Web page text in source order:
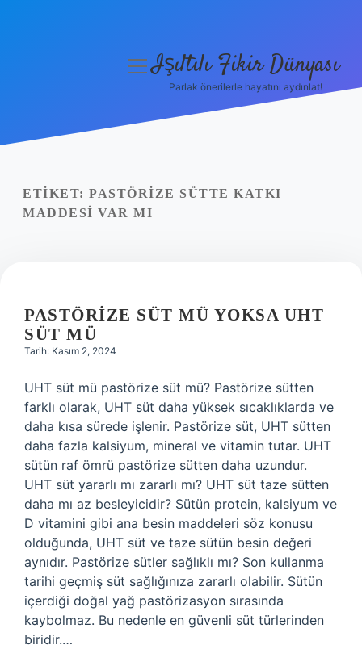
Yasal Uyarı
menüyüIşıltılı Fikir Dünyası
Parlak önerilerle hayatını aydınlat!
ETIKET: PASTÖRIZE SÜTTE KATKI
MADDESI VAR MI
PASTÖRIZE SÜT MÜ YOKSA UHT
SÜT MÜ
Tarih: Kasım 2, 2024
UHT süt mü pastörize süt mü? Pastörize sütten
farklı olarak, UHT süt daha yüksek sıcaklıklarda ve
daha kısa sürede işlenir. Pastörize süt, UHT sütten
daha fazla kalsiyum, mineral ve vitamin tutar. UHT
sütün raf ömrü pastörize sütten daha uzundur.
UHT süt yararlı mı zararlı mı? UHT süt taze sütten
daha mı az besleyicidir? Sütün protein, kalsiyum ve
D vitamini gibi ana besin maddeleri söz konusu
olduğunda, UHT süt ve taze sütün besin değeri
aynıdır. Pastörize sütler sağlıklı mı? Son kullanma
tarihi geçmiş süt sağlığınıza zararlı olabilir. Sütün
içerdiği doğal yağ pastörizasyon sırasında
kaybolmaz. Bu nedenle en güvenli süt türlerinden
biridir.…